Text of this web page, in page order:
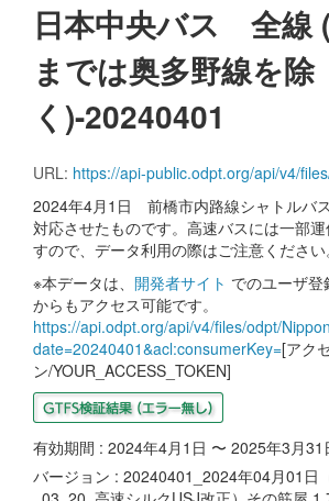
日本中央バス 全線
までは奥多野線を除
く)-20240401
URL: https://api-public.odpt.org/api/v4/files/odpt/NipponChuoBus/
2024年4月1日 前橋市内路線シャトルバ
対応させたものです。高速バスには一部
すので、データ利用の際はご注意ください
※本データは、 開発者サイト でのユーザ
からもアクセス可能です。
https://api.odpt.org/api/v4/files/odpt/
date=20240401&acl:consumerKey=[アク
ン/YOUR_ACCESS_TOKEN]
有効期間 : 2024年4月1日 〜 2025年3月31
バージョン : 20240401_2024年04月01日